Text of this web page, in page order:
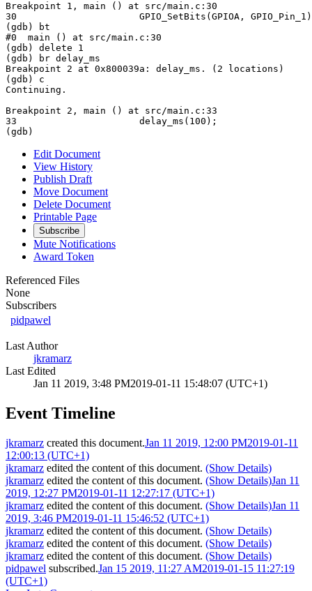
Breakpoint 1, main () at src/main.c:30
30			GPIO_SetBits(GPIOA, GPIO_Pin_1);
(gdb) bt
#0  main () at src/main.c:30
(gdb) delete 1
(gdb) br delay_ms
Breakpoint 2 at 0x800039a: delay_ms. (2 locations)
(gdb) c
Continuing.
Breakpoint 2, main () at src/main.c:33
33			delay_ms(100);
(gdb)
Edit Document
View History
Publish Draft
Move Document
Delete Document
Printable Page
Subscribe
Mute Notifications
Award Token
Referenced Files
None
Subscribers
pidpawel
Last Author
jkramarz
Last Edited
Jan 11 2019, 3:48 PM2019-01-11 15:48:07 (UTC+1)
Event Timeline
jkramarz created this document.Jan 11 2019, 12:00 PM2019-01-11
12:00:13 (UTC+1)
jkramarz edited the content of this document. (Show Details)
jkramarz edited the content of this document. (Show Details)Jan 11
2019, 12:27 PM2019-01-11 12:27:17 (UTC+1)
jkramarz edited the content of this document. (Show Details)Jan 11
2019, 3:46 PM2019-01-11 15:46:52 (UTC+1)
jkramarz edited the content of this document. (Show Details)
jkramarz edited the content of this document. (Show Details)
jkramarz edited the content of this document. (Show Details)
pidpawel subscribed.Jan 15 2019, 11:27 AM2019-01-15 11:27:19
(UTC+1)